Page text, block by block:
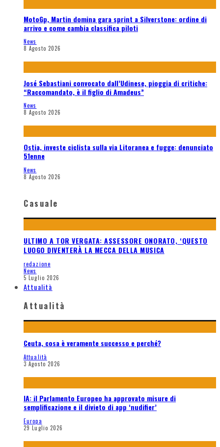
MotoGp, Martin domina gara sprint a Silverstone: ordine di
arrivo e come cambia classifica piloti
News
8 Agosto 2026
José Sebastiani convocato dall’Udinese, pioggia di critiche:
“Raccomandato, è il figlio di Amadeus”
News
8 Agosto 2026
Ostia, investe ciclista sulla via Litoranea e fugge: denunciato
51enne
News
8 Agosto 2026
Casuale
ULTIMO A TOR VERGATA: ASSESSORE ONORATO, ‘QUESTO
LUOGO DIVENTERÀ LA MECCA DELLA MUSICA
redazione
News
5 Luglio 2026
Attualità
Attualità
Ceuta, cosa è veramente successo e perché?
Attualità
3 Agosto 2026
IA: il Parlamento Europeo ha approvato misure di
semplificazione e il divieto di app ‘nudifier’
Europa
29 Luglio 2026